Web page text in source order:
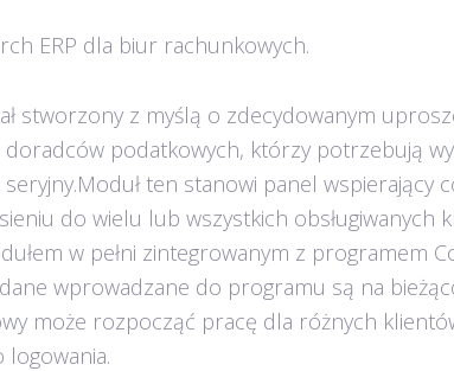
ERP dla biur rachunkowych.
stworzony z myślą o zdecydowanym
podatkowych, którzy potrzebują
ten stanowi panel wspierający
do wielu lub wszystkich obsługiwanych
w pełni zintegrowanym z programem
wprowadzane do programu są na
może rozpocząć pracę dla różnych
logowania.